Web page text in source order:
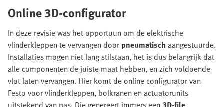
Online 3D-configurator
In deze revisie was het opportuun om de elektrische
vlinderkleppen te vervangen door pneumatisch aangestuurde.
Installaties mogen niet lang stilstaan, het is dus belangrijk dat
alle componenten de juiste maat hebben, en zich voldoende
vlot laten vervangen. Hier komt de online configurator van
Festo voor vlinderkleppen, bolkranen en actuatorunits